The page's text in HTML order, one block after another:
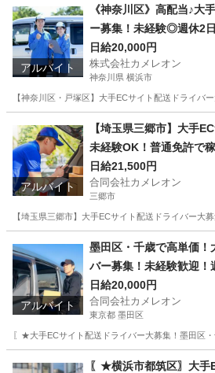
ドライバー 積み込み
アルバイト
《神奈川区》高配当♪大
ー募集！未経験◎週休2
帰OK
日給20,000円
株式会社カメレオン
神奈川県 横浜市
【神奈川区・戸塚区】大手ECサイト配送ドライ
ドライバー 荷物
アルバイト
【埼玉県三郷市】大手
未経験OK！普通免許で
日給21,500円
合同会社カメレオン
三郷市
【埼玉県三郷市】大手ECサイト配送ドライバー
ドライバー 積み込み
アルバイト
墨田区・千歳で高単価！
バー募集！未経験歓迎！
日給20,000円
合同会社カメレオン
東京都 墨田区
〖★大手ECサイト配送ドライバー大募集！墨田区
ドライバー 積み込み
〖★横浜市都筑区〗大手